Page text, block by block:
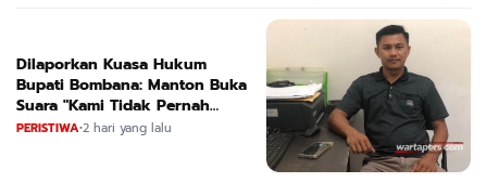
Dilaporkan Kuasa Hukum
Bupati Bombana: Manton Buka
Suara "Kami Tidak Pernah
Menutup Ruang Hak Jawab"
PERISTIWA•2 hari yang lalu